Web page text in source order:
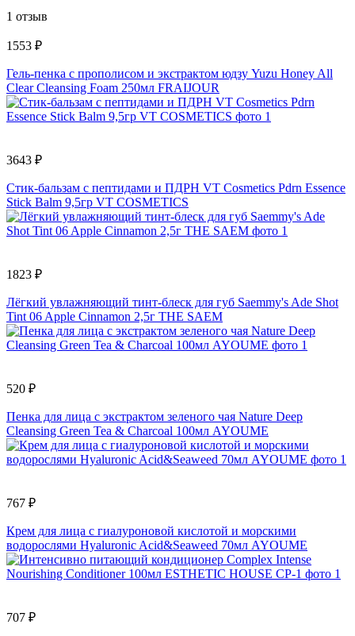
1 отзыв
1553 ₽
Гель-пенка с прополисом и экстрактом юдзу Yuzu Honey All
Clear Cleansing Foam 250мл FRAIJOUR
3643 ₽
Стик-бальзам с пептидами и ПДРН VT Cosmetics Pdrn Essence
Stick Balm 9,5гр VT COSMETICS
1823 ₽
Лёгкий увлажняющий тинт-блеск для губ Saemmy's Ade Shot
Tint 06 Apple Cinnamon 2,5г THE SAEM
520 ₽
Пенка для лица с экстрактом зеленого чая Nature Deep
Cleansing Green Tea & Charcoal 100мл AYOUME
767 ₽
Крем для лица с гиалуроновой кислотой и морскими
водорослями Hyaluronic Acid&Seaweed 70мл AYOUME
707 ₽